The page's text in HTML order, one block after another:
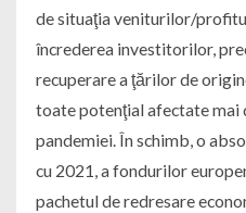
de situaţia veniturilor/
încrederea investitorilor,
recuperare a ţărilor de
toate potenţial afectate mai
pandemiei. În schimb, o
cu 2021, a fondurilor
pachetul de redresare